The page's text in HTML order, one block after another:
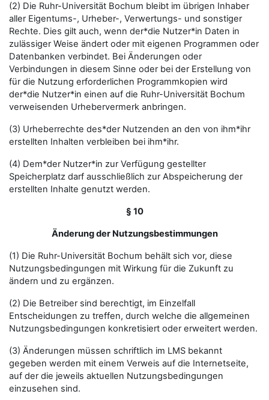
(2) Die Ruhr-Universität Bochum bleibt im übrigen Inhaber
aller Eigentums-, Urheber-, Verwertungs- und sonstiger
Rechte. Dies gilt auch, wenn der*die Nutzer*in Daten in
zulässiger Weise ändert oder mit eigenen Programmen oder
Datenbanken verbindet. Bei Änderungen oder
Verbindungen in diesem Sinne oder bei der Erstellung von
für die Nutzung erforderlichen Programmkopien wird
der*die Nutzer*in einen auf die Ruhr-Universität Bochum
verweisenden Urhebervermerk anbringen.
(3) Urheberrechte des*der Nutzenden an den von ihm*ihr
erstellten Inhalten verbleiben bei ihm*ihr.
(4) Dem*der Nutzer*in zur Verfügung gestellter
Speicherplatz darf ausschließlich zur Abspeicherung der
erstellten Inhalte genutzt werden.
§ 10
Änderung der Nutzungsbestimmungen
(1) Die Ruhr-Universität Bochum behält sich vor, diese
Nutzungsbedingungen mit Wirkung für die Zukunft zu
ändern und zu ergänzen.
(2) Die Betreiber sind berechtigt, im Einzelfall
Entscheidungen zu treffen, durch welche die allgemeinen
Nutzungsbedingungen konkretisiert oder erweitert werden.
(3) Änderungen müssen schriftlich im LMS bekannt
gegeben werden mit einem Verweis auf die Internetseite,
auf der die jeweils aktuellen Nutzungsbedingungen
einzusehen sind.